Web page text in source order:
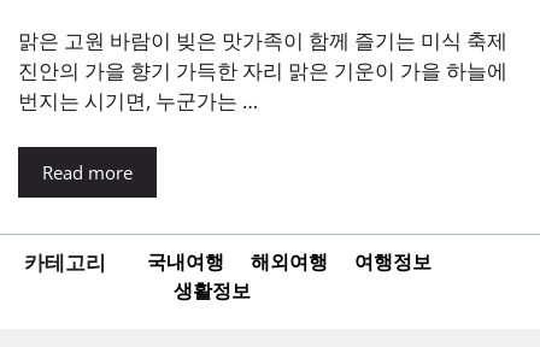
맑은 고원 바람이 빚은 맛가족이 함께 즐기는 미식 축제
진안의 가을 향기 가득한 자리 맑은 기운이 가을 하늘에
번지는 시기면, 누군가는 …
Read more
카테고리 국내여행 해외여행
여행정보
생활정보